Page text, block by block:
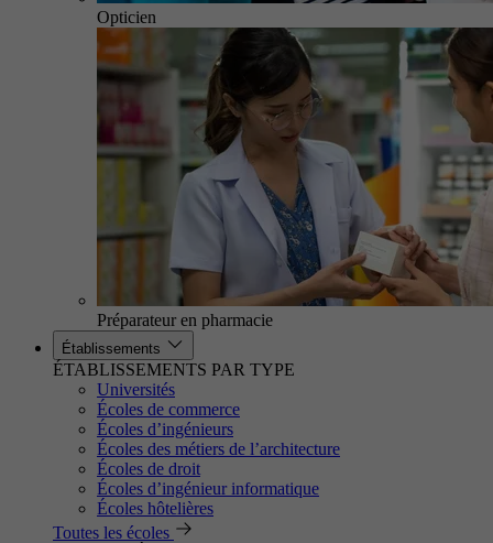
Opticien
Préparateur en pharmacie
Établissements
ÉTABLISSEMENTS PAR TYPE
Universités
Écoles de commerce
Écoles d’ingénieurs
Écoles des métiers de l’architecture
Écoles de droit
Écoles d’ingénieur informatique
Écoles hôtelières
Toutes les écoles